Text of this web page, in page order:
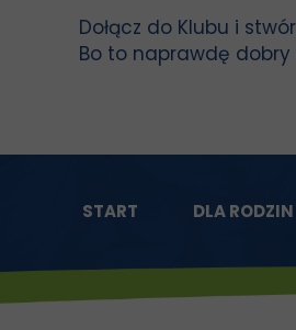
Dołącz do Klubu i
Bo to naprawdę dobry
START DLA RODZIN